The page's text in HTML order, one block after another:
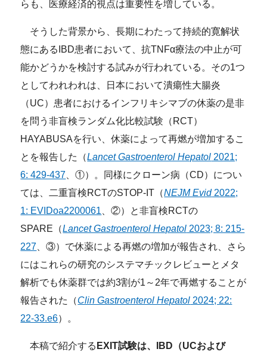
らも、医療経済的視点は重要性を増している。
そうした背景から、長期にわたって持続的寛解状
態にあるIBD患者において、抗TNFα療法の中止が可
能かどうかを検討する試みが行われている。その1つ
としてわれわれは、日本において潰瘍性大腸炎
（UC）患者におけるインフリキシマブの休薬の是非
を問う非盲検ランダム化比較試験（RCT）
HAYABUSAを行い、休薬によって再燃が増加するこ
とを報告した（Lancet Gastroenterol Hepatol 2021;
6: 429-437 、①）。同様にクローン病（CD）につい
ては、二重盲検RCTのSTOP-IT（NEJM Evid2022;
1: EVIDoa2200061 、②）と非盲検RCTの
SPARE（Lancet Gastroenterol Hepatol 2023; 8: 215-
227 、③）で休薬による再燃の増加が報告され、さら
にはこれらの研究のシステマチックレビューとメタ
解析でも休薬群では約3割が1～2年で再燃することが
報告された（Clin Gastroenterol Hepatol 2024; 22:
22-33.e6）。
本稿で紹介する EXIT試験は、IBD（UCおよび